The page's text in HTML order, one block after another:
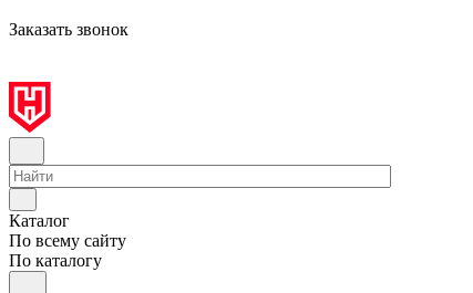
Заказать звонок
Каталог
По всему сайту
По каталогу